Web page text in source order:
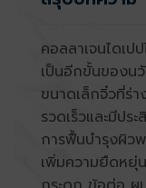
คอลลาเจนไดเป
เป็นอีกขั้นของน
ขนาดเล็กจิ๋วที่ร่
รวดเร็วและมีป
การฟื้นบำรุงผิว
เพิ่มความยืดหยุ่